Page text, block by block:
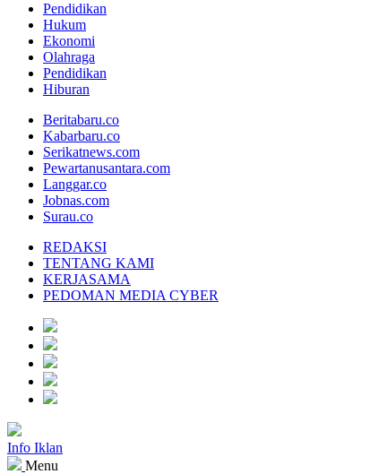
Pendidikan
Hukum
Ekonomi
Olahraga
Pendidikan
Hiburan
Beritabaru.co
Kabarbaru.co
Serikatnews.com
Pewartanusantara.com
Langgar.co
Jobnas.com
Surau.co
REDAKSI
TENTANG KAMI
KERJASAMA
PEDOMAN MEDIA CYBER
Info Iklan
Menu